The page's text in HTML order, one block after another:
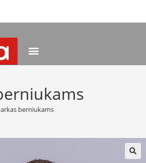
berniukams